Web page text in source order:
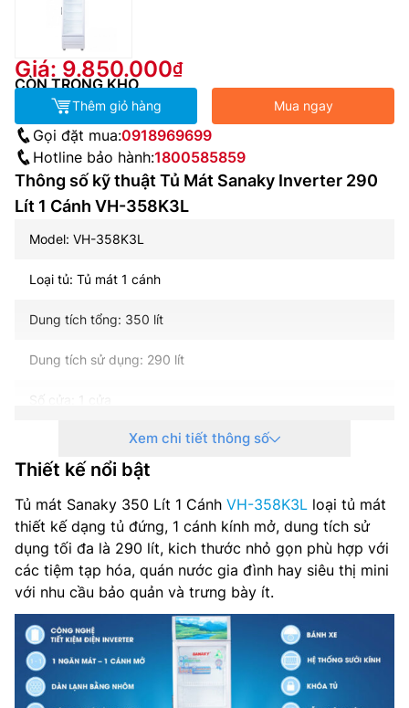
Giá: 9.850.000
CÒN TRONG KHO
Thêm giỏ hàng Mua ngay
Gọi đặt mua:0918969699
Hotline bảo hành:1800585859
Thông số kỹ thuật Tủ Mát Sanaky Inverter 290
Lít 1 Cánh VH-358K3L
Model: VH-358K3L
Loại tủ: Tủ mát 1 cánh
Dung tích tổng: 350 lít
Dung tích sử dụng: 290 lít
Đóng tuyết: Không
Dàn lạnh: Nhôm
Công nghệ sưởi kính: LOW-E
Công nghệ tiết kiệm điện: Inverter
Nhiệt độ ngăn đông (độ C): 00C –> 100C
Nguồn điện” 220-240 V, 50 Hz
Công suất: 156.3 W
Xem chi tiết thông số
Thiết kế nổi bật
Tủ mát Sanaky 350 Lít 1 Cánh VH-358K3L loại tủ mát
thiết kế dạng tủ đứng, 1 cánh kính mở, dung tích sử
dụng tối đa là 290 lít, kich thước nhỏ gọn phù hợp với
các tiệm tạp hóa, quán nước gia đình hay siêu thị mini
với nhu cầu bảo quản và trưng bày ít.